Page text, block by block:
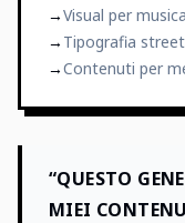
→Visual per
→ Tipografia
→Contenuti per
“QUESTO
MIEI